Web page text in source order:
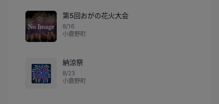
第5回おがの花火大会
8/16
小鹿野町
🎆
納涼祭
8/23
小鹿野町